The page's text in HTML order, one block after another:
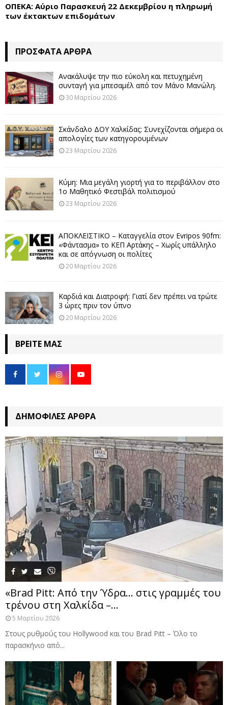
ΟΠΕΚΑ: Αύριο Παρασκευή 22 Δεκεμβρίου η πληρωμή
των έκτακτων επιδομάτων
ΠΡΌΣΦΑΤΑ ΆΡΘΡΑ
Ανακάλυψε την πιο εύκολη και πετυχημένη
συνταγή για μπεσαμέλ από τον Μάνο Μανώλη.
30 Μαρτίου 2026
Σκάνδαλο ΔΟΥ Χαλκίδας: Συνεχίζονται σήμερα οι
απολογίες των κατηγορουμένων
23 Μαρτίου 2026
Κύμη: Μια μεγάλη γιορτή για το περιβάλλον στο
1ο Μαθητικό Φεστιβάλ πολιτισμού
23 Μαρτίου 2026
ΑΠΟΚΛΕΙΣΤΙΚΟ – Καταγγελία στον Evripos 90fm:
«Φάντασμα» το ΚΕΠ Αρτάκης – Χωρίς υπάλληλο
και σε απόγνωση οι πολίτες
20 Μαρτίου 2026
Καρδιά και Διατροφή: Γιατί δεν πρέπει να τρώτε
3 ώρες πριν τον ύπνο
20 Μαρτίου 2026
ΒΡΕΊΤΕ ΜΑΣ
ΔΗΜΟΦΙΛΈΣ ΆΡΘΡΑ
«Brad Pitt: Από την Ύδρα… στις γραμμές του
τρένου στη Χαλκίδα –...
5 Μαρτίου 2026
Στους ρυθμούς του Hollywood και του Brad Pitt – Όλο το
παρασκήνιο από...